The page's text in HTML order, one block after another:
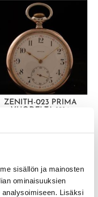
sisällön ja mainosten
ominaisuuksien
Lisäksi
ZENITH-023 PRIMA
VUODELTA 1914